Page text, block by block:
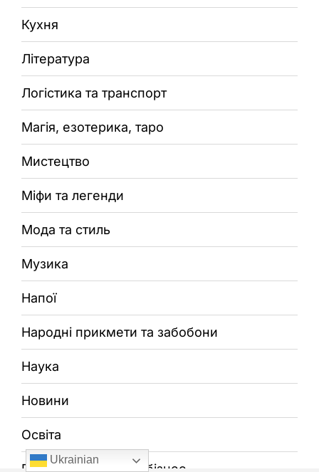
Кухня
Література
Логістика та транспорт
Магія, езотерика, таро
Мистецтво
Міфи та легенди
Мода та стиль
Музика
Напої
Народні прикмети та забобони
Наука
Новини
Освіта
Ukrainian